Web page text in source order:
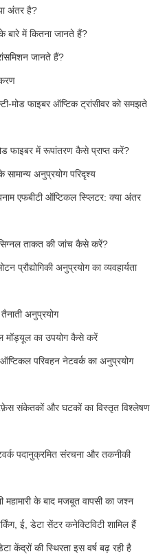
अंतर है?
बारे में कितना जानते हैं?
जानते हैं?
मोड फाइबर ऑप्टिक ट्रांसीवर को समझते
फाइबर में रूपांतरण कैसे प्राप्त करें?
अनुप्रयोग परिदृश्य
एफबीटी ऑप्टिकल स्प्लिटर: क्या अंतर
ताकत की जांच कैसे करें?
प्रौद्योगिकी अनुप्रयोग का व्यवहार्यता
अनुप्रयोग
मॉड्यूल का उपयोग कैसे करें
परिवहन नेटवर्क का अनुप्रयोग
संकेतकों और घटकों का विस्तृत विश्लेषण
पदानुक्रमित संरचना और तकनीकी
के बाद मजबूत वापसी का जश्न
ई, डेटा सेंटर कनेक्टिविटी शामिल हैं
केंद्रों की स्थिरता इस वर्ष बढ़ रही है